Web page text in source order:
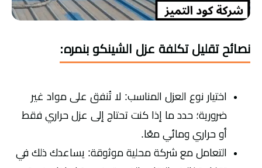
نصائح تقليل تكلفة عزل الشينكو بنمره:
اختيار نوع العزل المناسب: لا تُنفق على مواد غير
ضرورية؛ حدد ما إذا كنت تحتاج إلى عزل حراري فقط
أو حراري ومائي معًا.
التعامل مع شركة محلية موثوقة: يساعدك ذلك في